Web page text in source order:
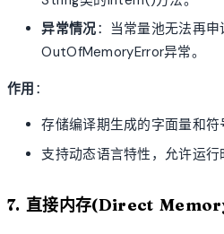
异常情况：当常量池无法再
OutOfMemoryError异常。
作用 ：
存储编译期生成的字面量和符
支持动态语言特性，允许运行
7. 直接内存(Direct